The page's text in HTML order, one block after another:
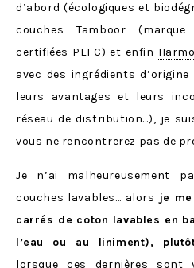
d’abord (écologiques et
couchesTamboor (marque
certifiées PEFC) et enfin
avec des ingrédients
leurs avantages et leurs
réseau de distribution…), je
vous ne rencontrerez pas de
Je n’ai malheureusement
couches lavables… alors je
carrés de coton lavables en
l’eau ou au liniment),
lorsque ces dernières sont